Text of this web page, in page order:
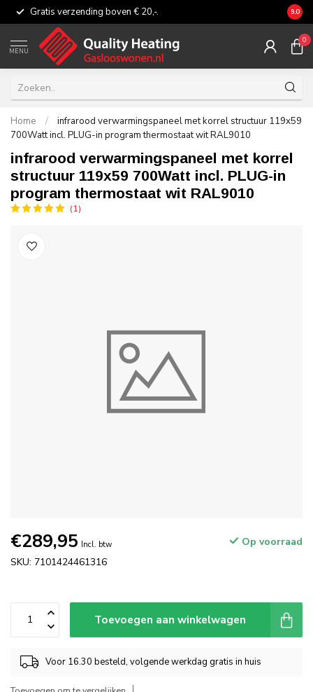
Gratis verzending boven € 20,-. 9.0
MENU
0
Home /
infrarood verwarmingspaneel met korrel structuur 119x59
700Watt incl. PLUG-in program thermostaat wit RAL9010
infrarood verwarmingspaneel met korrel
structuur 119x59 700Watt incl. PLUG-in
program thermostaat wit RAL9010
(1)
€289,95 Incl. btw
Op voorraad
SKU: 7101424461316
Toevoegen aan winkelwagen
Voor 16.30 besteld, volgende werkdag gratis in huis